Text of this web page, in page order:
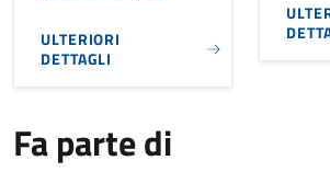
ULTERIORI
DETTAGLI
Fa parte di